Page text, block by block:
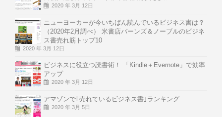
2020 年 3月 12日
ニューヨーカーが今いちばん読んでいるビジネス書は？
（2020年2月調べ） 米書店バーンズ＆ノーブルのビジネ
ス書売れ筋トップ10
2020 年 3月 12日
ビジネスに役立つ読書術！ 「Kindle＋Evernote」で効率
アップ
2020 年 3月 12日
アマゾンで｢売れているビジネス書｣ランキング
2020 年 3月 5日